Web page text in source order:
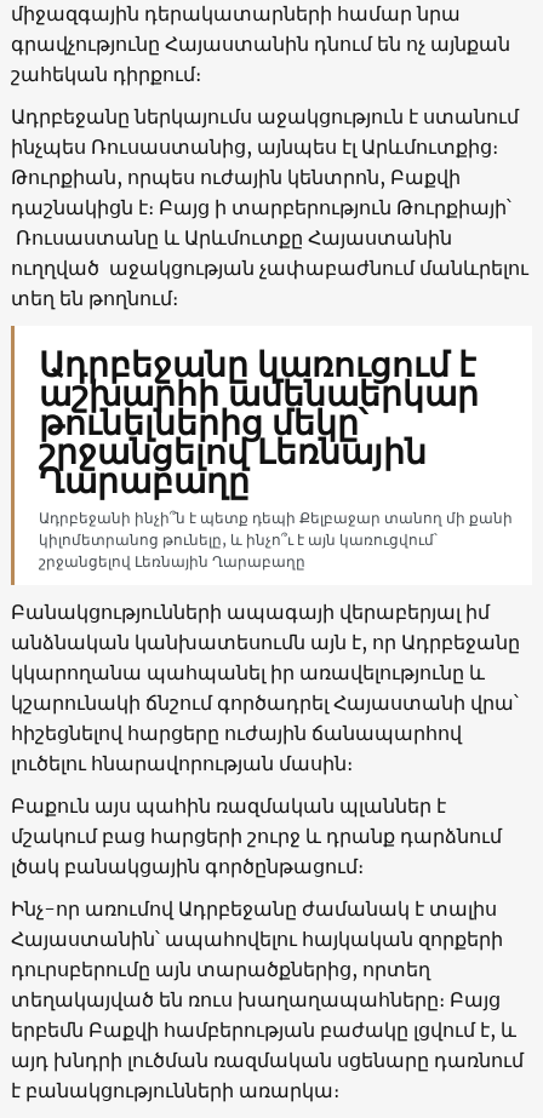
միջազգային դերակատարների համար նրա
գրավչությունը Հայաստանին դնում են ոչ այնքան
շահեկան դիրքում։
Ադրբեջանը ներկայումս աջակցություն է ստանում
ինչպես Ռուսաստանից, այնպես էլ Արևմուտքից։
Թուրքիան, որպես ուժային կենտրոն, Բաքվի
դաշնակիցն է։ Բայց ի տարբերություն Թուրքիայի՝
Ռուսաստանը և Արևմուտքը Հայաստանին
ուղղված աջակցության չափաբաժնում մանևրելու
տեղ են թողնում։
Ադրբեջանը կառուցում է
աշխարհի ամենաերկար
թունելներից մեկը՝
շրջանցելով Լեռնային
Ղարաբաղը
Ադրբեջանի ինչի՞ն է պետք դեպի Քելբաջար տանող մի քանի
կիլոմետրանոց թունելը, և ինչո՞ւ է այն կառուցվում՝
շրջանցելով Լեռնային Ղարաբաղը
Բանակցությունների ապագայի վերաբերյալ իմ
անձնական կանխատեսումն այն է, որ Ադրբեջանը
կկարողանա պահպանել իր առավելությունը և
կշարունակի ճնշում գործադրել Հայաստանի վրա՝
հիշեցնելով հարցերը ուժային ճանապարհով
լուծելու հնարավորության մասին։
Բաքուն այս պահին ռազմական պլաններ է
մշակում բաց հարցերի շուրջ և դրանք դարձնում
լծակ բանակցային գործընթացում։
Ինչ-որ առումով Ադրբեջանը ժամանակ է տալիս
Հայաստանին՝ ապահովելու հայկական զորքերի
դուրսբերումը այն տարածքներից, որտեղ
տեղակայված են ռուս խաղաղապահները։ Բայց
երբեմն Բաքվի համբերության բաժակը լցվում է, և
այդ խնդրի լուծման ռազմական սցենարը դառնում
է բանակցությունների առարկա։